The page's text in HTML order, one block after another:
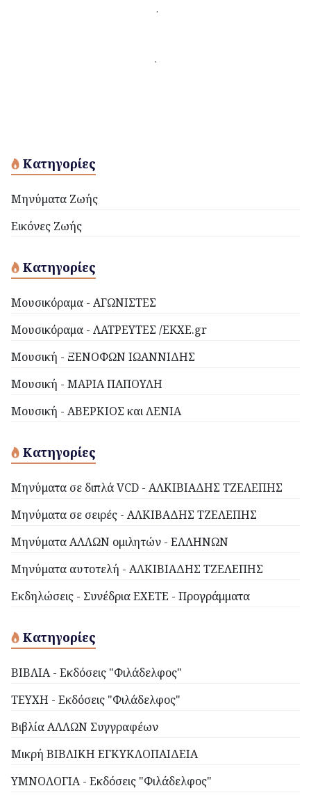
.
.
Κατηγορίες
Μηνύματα Ζωής
Εικόνες Ζωής
Κατηγορίες
Μουσικόραμα - ΑΓΩΝΙΣΤΕΣ
Μουσικόραμα - ΛΑΤΡΕΥΤΕΣ /EKXE.gr
Μουσική - ΞΕΝΟΦΩΝ ΙΩΑΝΝΙΔΗΣ
Μουσική - ΜΑΡΙΑ ΠΑΠΟΥΛΗ
Μουσική - ΑΒΕΡΚΙΟΣ και ΛΕΝΙΑ
Κατηγορίες
Μηνύματα σε διπλά VCD - ΑΛΚΙΒΙΑΔΗΣ ΤΖΕΛΕΠΗΣ
Μηνύματα σε σειρές - ΑΛΚΙΒΑΔΗΣ ΤΖΕΛΕΠΗΣ
Μηνύματα ΑΛΛΩΝ ομιλητών - ΕΛΛΗΝΩΝ
Μηνύματα αυτοτελή - ΑΛΚΙΒΙΑΔΗΣ ΤΖΕΛΕΠΗΣ
Εκδηλώσεις - Συνέδρια ΕΧΕΤΕ - Προγράμματα
Κατηγορίες
ΒΙΒΛΙΑ - Εκδόσεις "Φιλάδελφος"
ΤΕΥΧΗ - Εκδόσεις "Φιλάδελφος"
Βιβλία ΑΛΛΩΝ Συγγραφέων
Μικρή ΒΙΒΛΙΚΗ ΕΓΚΥΚΛΟΠΑΙΔΕΙΑ
ΥΜΝΟΛΟΓΙΑ - Εκδόσεις "Φιλάδελφος"